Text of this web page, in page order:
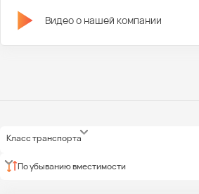
Видео о нашей компании
Класс транспорта
По убыванию вместимости